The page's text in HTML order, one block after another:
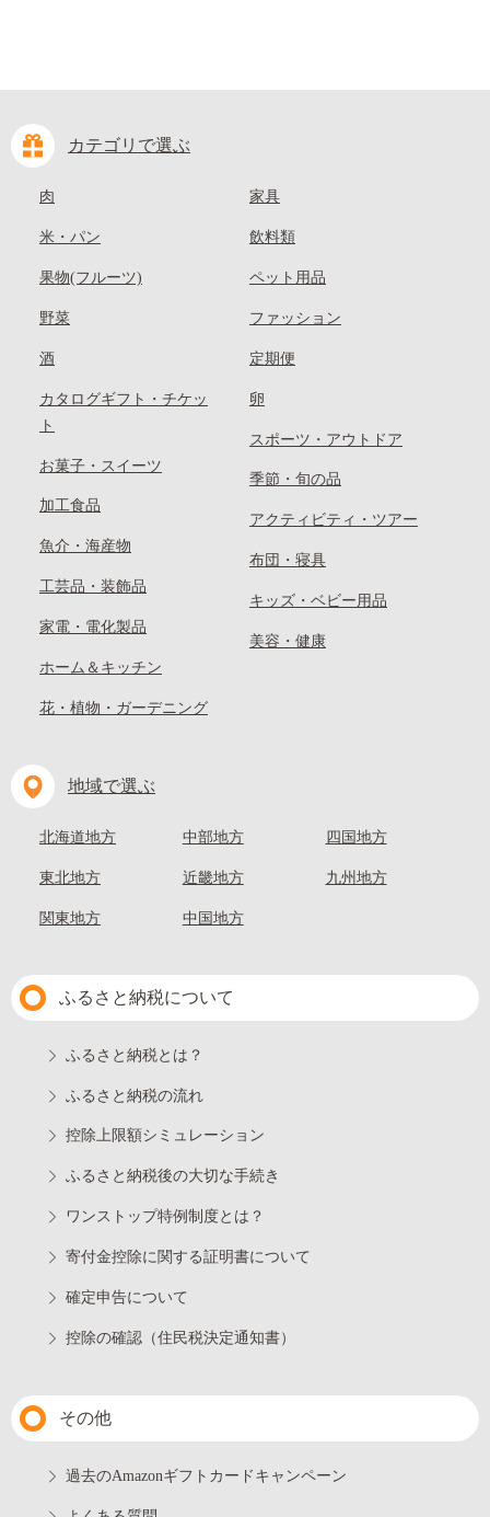
カテゴリで選ぶ
肉
米・パン
果物(フルーツ)
野菜
酒
カタログギフト・チケッ
ト
お菓子・スイーツ
加工食品
魚介・海産物
工芸品・装飾品
家電・電化製品
ホーム＆キッチン
花・植物・ガーデニング
家具
飲料類
ペット用品
ファッション
定期便
卵
スポーツ・アウトドア
季節・旬の品
アクティビティ・ツアー
布団・寝具
キッズ・ベビー用品
美容・健康
地域で選ぶ
北海道地方
東北地方
関東地方
中部地方
近畿地方
中国地方
四国地方
九州地方
ふるさと納税について
ふるさと納税とは？
ふるさと納税の流れ
控除上限額シミュレーション
ふるさと納税後の大切な手続き
ワンストップ特例制度とは？
寄付金控除に関する証明書について
確定申告について
控除の確認（住民税決定通知書）
その他
過去のAmazonギフトカードキャンペーン